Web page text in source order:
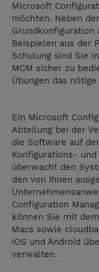
Microsoft
möchten. Neben
Beispielen aus der
Schulung sind Sie
MCM sicher zu
Übungen das
Ein Microsoft
Abteilung bei der
die Software auf
Konfigurations-
überwacht den
den von ihnen
Configuration
können Sie mit
Macs sowie
iOS und Android
verwalten.